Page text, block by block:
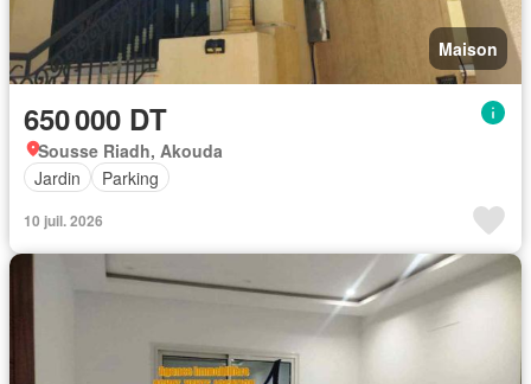
Maison
650 000 DT
Sousse Riadh, Akouda
Jardin
Parking
10 juil. 2026